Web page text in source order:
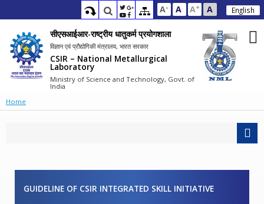
A- A A+ A English
सीएसआईआर-राष्ट्रीय धातुकर्म प्रयोगशाला
विज्ञान एवं प्रौद्योगिकी मंत्रालय, भारत सरकार
CSIR – National Metallurgical
Laboratory
Ministry of Science and Technology, Govt. of
India
Home
GUIDELINE OF CSIR INTEGRATED SKILL INITIATIVE